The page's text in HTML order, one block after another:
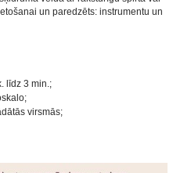
un paredzēts: instrumentu un
līdz 3 min.;
virsmās;